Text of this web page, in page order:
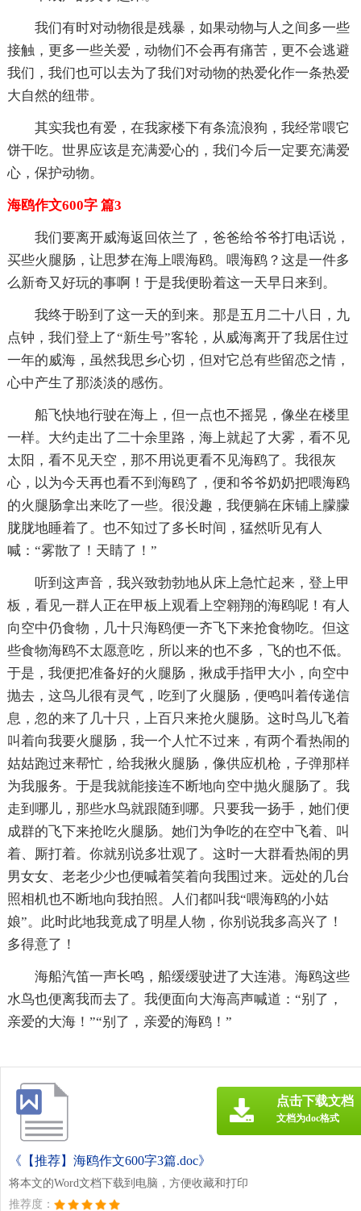
我们有时对动物很是残暴，如果动物与人之间多一些
接触，更多一些关爱，动物们不会再有痛苦，更不会逃避
我们，我们也可以去为了我们对动物的热爱化作一条热爱
大自然的纽带。
其实我也有爱，在我家楼下有条流浪狗，我经常喂它
饼干吃。世界应该是充满爱心的，我们今后一定要充满爱
心，保护动物。
海鸥作文600字 篇3
我们要离开威海返回依兰了，爸爸给爷爷打电话说，
买些火腿肠，让思梦在海上喂海鸥。喂海鸥？这是一件多
么新奇又好玩的事啊！于是我便盼着这一天早日来到。
我终于盼到了这一天的到来。那是五月二十八日，九
点钟，我们登上了“新生号”客轮，从威海离开了我居住过
一年的威海，虽然我思乡心切，但对它总有些留恋之情，
心中产生了那淡淡的感伤。
船飞快地行驶在海上，但一点也不摇晃，像坐在楼里
一样。大约走出了二十余里路，海上就起了大雾，看不见
太阳，看不见天空，那不用说更看不见海鸥了。我很灰
心，以为今天再也看不到海鸥了，便和爷爷奶奶把喂海鸥
的火腿肠拿出来吃了一些。很没趣，我便躺在床铺上朦朦
胧胧地睡着了。也不知过了多长时间，猛然听见有人
喊：“雾散了！天睛了！”
听到这声音，我兴致勃勃地从床上急忙起来，登上甲
板，看见一群人正在甲板上观看上空翱翔的海鸥呢！有人
向空中仍食物，几十只海鸥便一齐飞下来抢食物吃。但这
些食物海鸥不太愿意吃，所以来的也不多，飞的也不低。
于是，我便把准备好的火腿肠，揪成手指甲大小，向空中
抛去，这鸟儿很有灵气，吃到了火腿肠，便鸣叫着传递信
息，忽的来了几十只，上百只来抢火腿肠。这时鸟儿飞着
叫着向我要火腿肠，我一个人忙不过来，有两个看热闹的
姑姑跑过来帮忙，给我揪火腿肠，像供应机枪，子弹那样
为我服务。于是我就能接连不断地向空中抛火腿肠了。我
走到哪儿，那些水鸟就跟随到哪。只要我一扬手，她们便
成群的飞下来抢吃火腿肠。她们为争吃的在空中飞着、叫
着、厮打着。你就别说多壮观了。这时一大群看热闹的男
男女女、老老少少也便喊着笑着向我围过来。远处的几台
照相机也不断地向我拍照。人们都叫我“喂海鸥的小姑
娘”。此时此地我竟成了明星人物，你别说我多高兴了！
多得意了！
海船汽笛一声长鸣，船缓缓驶进了大连港。海鸥这些
水鸟也便离我而去了。我便面向大海高声喊道：“别了，
亲爱的大海！”“别了，亲爱的海鸥！”
《【推荐】海鸥作文600字3篇.doc》
将本文的Word文档下载到电脑，方便收藏和打印
推荐度：
点击下载文档
文档为doc格式